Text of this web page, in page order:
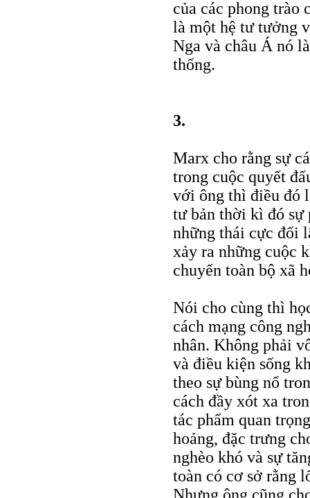
của các phong trào
là một hệ tư tưởng
Nga và châu Á nó
thống.
3.
Marx cho rằng sự
trong cuộc quyết
với ông thì điều đó
tư bản thời kì đó sự
những thái cực đối
xảy ra những cuộc
chuyển toàn bộ xã
Nói cho cùng thì
cách mạng công
nhân. Không phải
và điều kiện sống
theo sự bùng nổ
cách đầy xót xa
tác phẩm quan
hoảng, đặc trưng
nghèo khó và sự
toàn có cơ sở rằng